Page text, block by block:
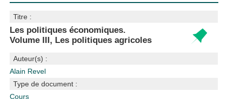
Titre :
Les politiques économiques.
Volume III, Les politiques agricoles
Auteur(s) :
Alain Revel
Type de document :
Cours